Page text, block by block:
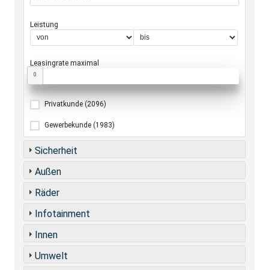
Leistung
Leasingrate maximal
0
Privatkunde (2096)
Gewerbekunde (1983)
Sicherheit
Außen
Räder
Infotainment
Innen
Umwelt